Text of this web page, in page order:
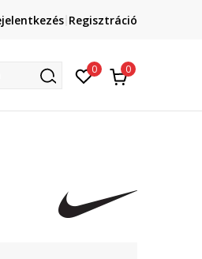
Regisztráció
0 0